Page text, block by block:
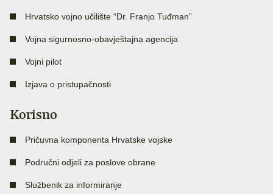
Hrvatsko vojno učilište “Dr. Franjo Tuđman”
Vojna sigurnosno-obavještajna agencija
Vojni pilot
Izjava o pristupačnosti
Korisno
Pričuvna komponenta Hrvatske vojske
Područni odjeli za poslove obrane
Službenik za informiranje